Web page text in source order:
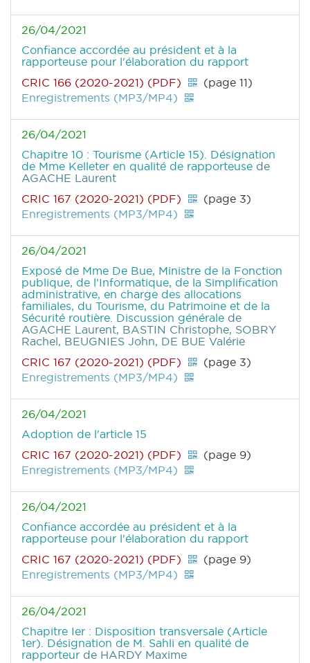
26/04/2021
Confiance accordée au président et à la
rapporteuse pour l'élaboration du rapport
CRIC 166 (2020-2021) (PDF)
(page 11)
Enregistrements (MP3/MP4)
26/04/2021
Chapitre 10 : Tourisme (Article 15). Désignation
de Mme Kelleter en qualité de rapporteuse de
AGACHE Laurent
CRIC 167 (2020-2021) (PDF)
(page 3)
Enregistrements (MP3/MP4)
26/04/2021
Exposé de Mme De Bue, Ministre de la Fonction
publique, de l’Informatique, de la Simplification
administrative, en charge des allocations
familiales, du Tourisme, du Patrimoine et de la
Sécurité routière. Discussion générale de
AGACHE Laurent, BASTIN Christophe, SOBRY
Rachel, BEUGNIES John, DE BUE Valérie
CRIC 167 (2020-2021) (PDF)
(page 3)
Enregistrements (MP3/MP4)
26/04/2021
Adoption de l'article 15
CRIC 167 (2020-2021) (PDF)
(page 9)
Enregistrements (MP3/MP4)
26/04/2021
Confiance accordée au président et à la
rapporteuse pour l'élaboration du rapport
CRIC 167 (2020-2021) (PDF)
(page 9)
Enregistrements (MP3/MP4)
26/04/2021
Chapitre Ier : Disposition transversale (Article
1er). Désignation de M. Sahli en qualité de
rapporteur de HARDY Maxime